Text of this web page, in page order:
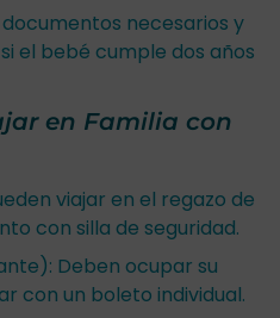
necesarios y
el bebé cumple dos años
en Familia con
viajar en el regazo de
con silla de seguridad.
Deben ocupar su
con un boleto individual.